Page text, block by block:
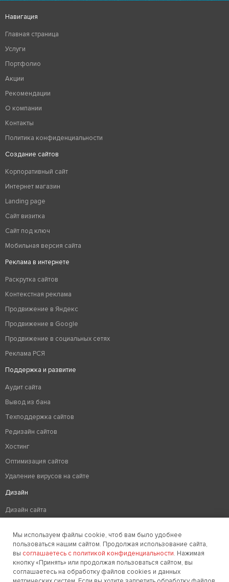
Навигация
Главная страница
Услуги
Портфолио
Акции
Рекомендации
О компании
Контакты
Политика конфиденциальности
Создание сайтов
Корпоративный сайт
Интернет магазин
Landing page
Сайт визитка
Сайт под ключ
Мобильная версия сайта
Реклама в интернете
Раскрутка сайтов
Контекстная реклама
Продвижение в Яндекс
Продвижение в Google
Продвижение в социальных сетях
Реклама РСЯ
Поддержка и развитие
Аудит сайта
Вывод из бана
Техподдержка сайтов
Редизайн сайтов
Хостинг
Оптимизация сайтов
Удаление вирусов на сайте
Дизайн
Дизайн сайта
Создание фирменного стиля
Заказать звонок
Мы используем файлы cookie, чтоб вам было удобнее
пользоваться нашим сайтом. Продолжая использование сайта,
вы соглашаетесь с политикой конфиденциальности. Нажимая
кнопку «Принять» или продолжая пользоваться сайтом, вы
соглашаетесь на обработку файлов cookies и данных